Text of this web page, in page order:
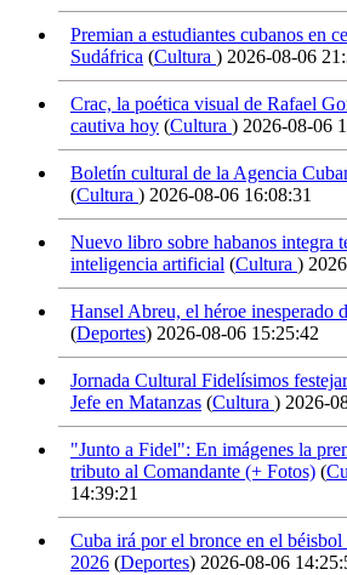
Premian a estudiantes cubanos en
Sudáfrica (Cultura ) 2026-08-06
Crac, la poética visual de Rafael
cautiva hoy (Cultura ) 2026-08-06
Boletín cultural de la Agencia
(Cultura ) 2026-08-06 16:08:31
Nuevo libro sobre habanos integra
inteligencia artificial (Cultura )
Hansel Abreu, el héroe inesperado
(Deportes) 2026-08-06 15:25:42
Jornada Cultural Fidelísimos
Jefe en Matanzas (Cultura ) 2026-
"Junto a Fidel": En imágenes la
tributo al Comandante (+ Fotos) (
14:39:21
Cuba irá por el bronce en el
2026 (Deportes) 2026-08-06